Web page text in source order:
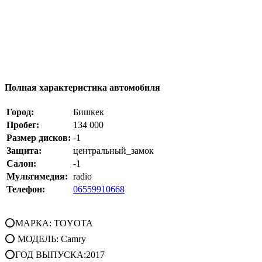
Полная характеристика автомобиля
Город:
Бишкек
Пробег:
134 000
Размер дисков: -1
Защита:
центральный_замок
Салон:
-1
Мультимедия: radio
Телефон:
06559910668
⭕МАРКА: TOYOTA
⭕ МОДЕЛЬ: Camry
⭕ГОД ВЫПУСКА:2017